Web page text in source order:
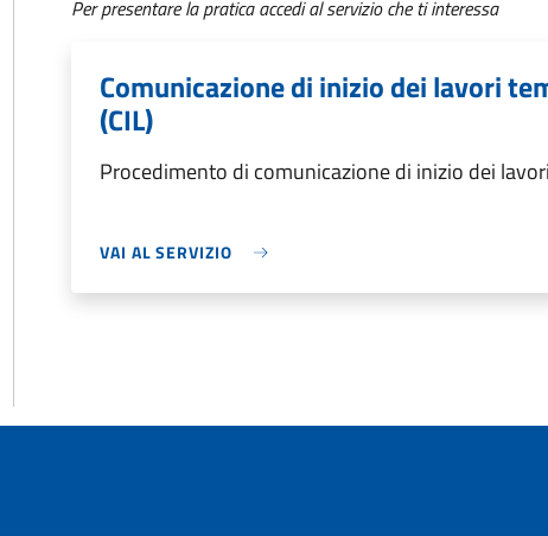
Per presentare la pratica accedi al servizio che ti interessa
Comunicazione di inizio dei lavori
(CIL)
Procedimento di comunicazione di inizio dei
VAI AL SERVIZIO